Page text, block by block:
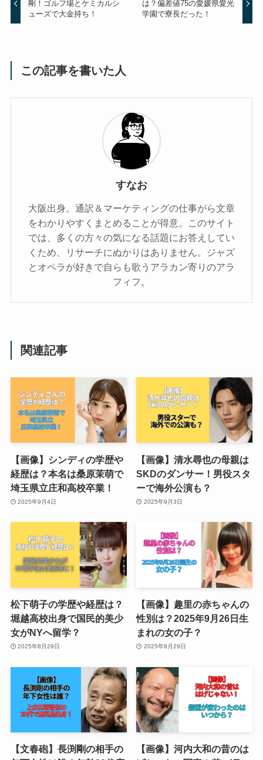
剛！ゴルフ場とケミカルシ
ューズで大金持ち！
は？偏差値75の愛媛県愛光
学園で寮長だった！
この記事を書いた人
すなお
大阪出身。通訳＆マーケティングの仕事がら文章
をわかりやすくまとめることが得意。このサイト
では、多くの方々の気になる話題にお答えしてい
くため、リサーチにぬかりはありません。ジャズ
とオペラが好きで自らも歌うアラカン寄りのアラ
フィフ。
関連記事
【画像】シンディの学歴や
経歴は？本名は桑原茉萌で
埼玉県立庄和高校卒業！
2025年9月4日
【画像】清水尋也の母親は
SKDのダンサー！男役スタ
ーで海外公演も？
2025年9月3日
松下萌子の学歴や経歴は？
堀越高校出身で国民的美少
女がNYへ留学？
2025年8月29日
【画像】趣里の赤ちゃんの
性別は？2025年9月26日生
まれの女の子？
2025年8月29日
【文春砲】長渕剛の相手の
【画像】河内大和の昔のは